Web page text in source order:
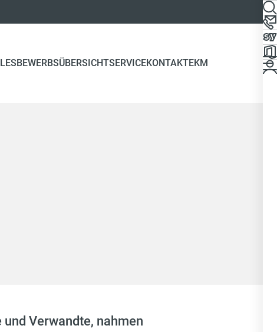
BEWERBSÜBERSICHTSERVICEKONTAKTEKM
Verwandte, nahmen